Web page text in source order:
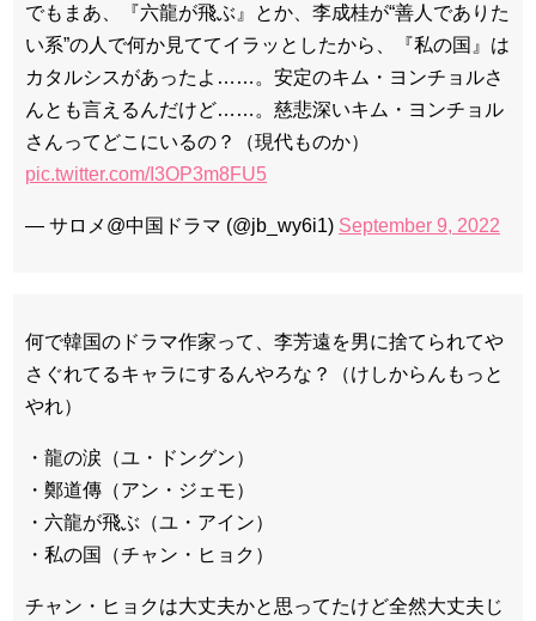
でもまあ、『六龍が飛ぶ』とか、李成桂が“善人でありた
い系”の人で何か見ててイラッとしたから、『私の国』は
カタルシスがあったよ……。安定のキム・ヨンチョルさ
んとも言えるんだけど……。慈悲深いキム・ヨンチョル
さんってどこにいるの？（現代ものか）
pic.twitter.com/I3OP3m8FU5
— サロメ@中国ドラマ (@jb_wy6i1) September 9, 2022
何で韓国のドラマ作家って、李芳遠を男に捨てられてや
さぐれてるキャラにするんやろな？（けしからんもっと
やれ）
・龍の涙（ユ・ドングン）
・鄭道傳（アン・ジェモ）
・六龍が飛ぶ（ユ・アイン）
・私の国（チャン・ヒョク）
チャン・ヒョクは大丈夫かと思ってたけど全然大丈夫じ